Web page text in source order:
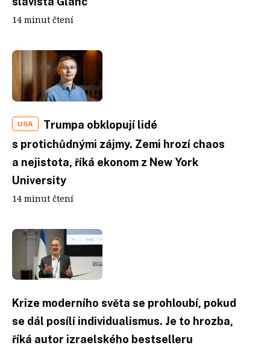
14 minut čtení
USA
Trumpa obklopují lidé
s protichůdnými zájmy. Zemi hrozí chaos
a nejistota, říká ekonom z New York
University
14 minut čtení
Krize moderního světa se prohloubí, pokud
se dál posílí individualismus. Je to hrozba,
říká autor izraelského bestselleru